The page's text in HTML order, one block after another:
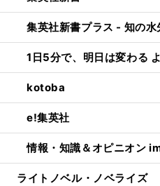
集英社新書プラス - 知の水
1日5分で、明日は変わる
kotoba
e!集英社
情報・知識＆オピニオン
ライトノベル・ノベライズ